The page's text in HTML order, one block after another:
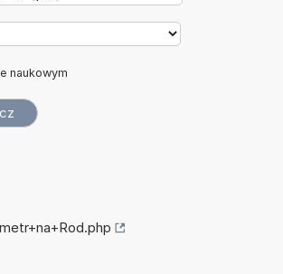
naukowym